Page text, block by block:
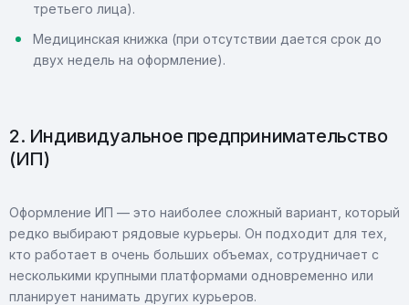
третьего лица).
Медицинская книжка (при отсутствии дается срок до
двух недель на оформление).
2. Индивидуальное предпринимательство
(ИП)
Оформление ИП — это наиболее сложный вариант, который
редко выбирают рядовые курьеры. Он подходит для тех,
кто работает в очень больших объемах, сотрудничает с
несколькими крупными платформами одновременно или
планирует нанимать других курьеров.